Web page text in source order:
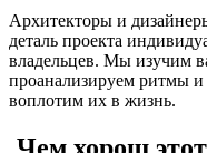
Архитекторы и
деталь проекта
владельцев. Мы изучим
проанализируем ритмы
воплотим их в жизнь.
Чем хорош